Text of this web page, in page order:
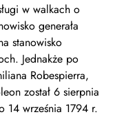
w walkach o
generała
stanowisko
Jednakże po
Robespierra,
został 6 sierpnia
14 września 1794 r.